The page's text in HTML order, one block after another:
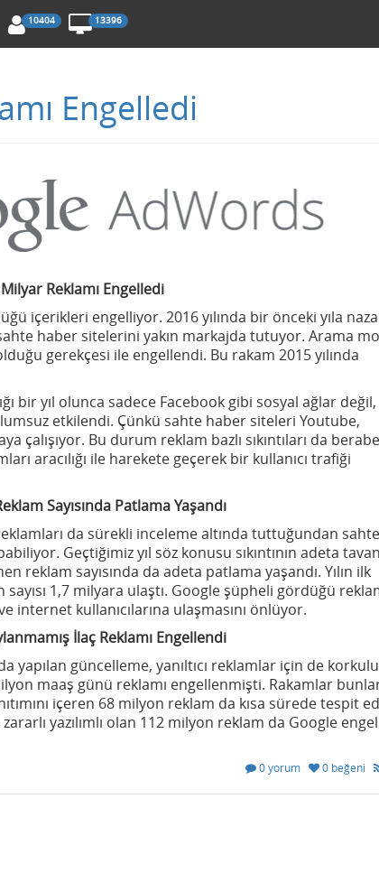
10404 13396
Engelledi
Reklamı Engelledi
içerikleri engelliyor. 2016 yılında bir önceki yıla
haber sitelerini yakın markajda tutuyor. Arama
gerekçesi ile engellendi. Bu rakam 2015 yılında
bir yıl olunca sadece Facebook gibi sosyal ağlar değil,
etkilendi. Çünkü sahte haber siteleri Youtube,
çalışıyor. Bu durum reklam bazlı sıkıntıları da
aracılığı ile harekete geçerek bir kullanıcı trafiği
Patlama Yaşandı
da sürekli inceleme altında tuttuğundan
Geçtiğimiz yıl söz konusu sıkıntının adeta tavan
reklam sayısında da adeta patlama yaşandı. Yılın ilk
1,7 milyara ulaştı. Google şüpheli gördüğü
internet kullanıcılarına ulaşmasını önlüyor.
İlaç Reklamı Engellendi
yapılan güncelleme, yanıltıcı reklamlar için de
maaş günü reklamı engellenmişti. Rakamlar
içeren 68 milyon reklam da kısa sürede tespit
yazılımlı olan 112 milyon reklam da Google
0 yorum 0 beğeni